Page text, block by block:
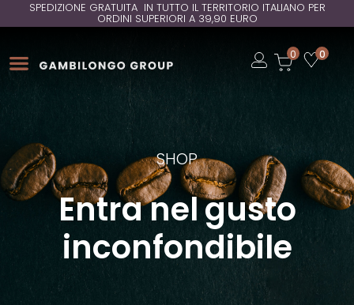
SPEDIZIONE GRATUITA IN TUTTO IL TERRITORIO ITALIANO PER
ORDINI SUPERIORI A 39,90 EURO
Open
0 Open
0
SHOP
Entra nel gusto
inconfondibile